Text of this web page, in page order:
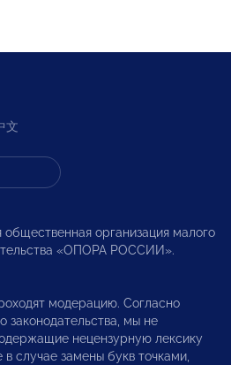
文
организация малого
«ОПОРА РОССИИ».
модерацию. Согласно
законодательства, мы не
нецензурную лексику
случае замены букв точками,